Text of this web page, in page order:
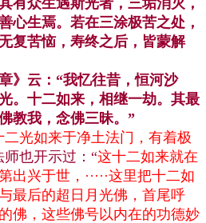
心生焉。若在三涂极苦之处，
复苦恼，寿终之后，皆蒙解
》云：“我忆往昔，恒河沙
。十二如来，相继一劫。其最
教我，念佛三昧。”
二光如来于净土法门，有着极
师也开示过：“这十二如来就在
兴于世，·····这里把十二如
最后的超日月光佛，首尾呼
佛，这些佛号以内在的功德妙